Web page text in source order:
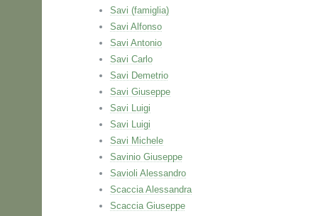
Savi (famiglia)
Savi Alfonso
Savi Antonio
Savi Carlo
Savi Demetrio
Savi Giuseppe
Savi Luigi
Savi Luigi
Savi Michele
Savinio Giuseppe
Savioli Alessandro
Scaccia Alessandra
Scaccia Giuseppe